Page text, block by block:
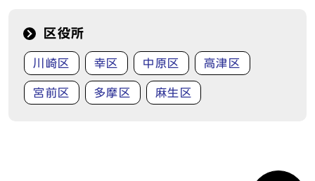
区役所
川崎区 幸区 中原区 高津区
宮前区 多摩区 麻生区